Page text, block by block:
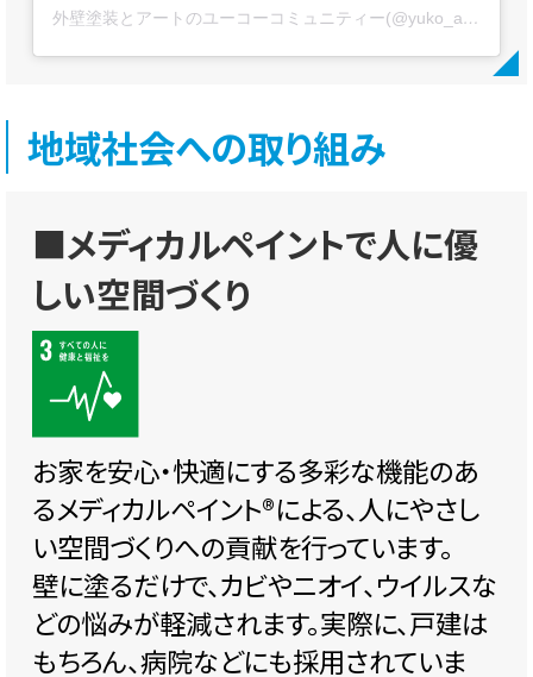
外壁塗装とアートのユーコーコミュニティー(@yuko_artpaint)がシェアした投稿
地域社会への取り組み
■メディカルペイントで人に優
しい空間づくり
お家を安心・快適にする多彩な機能のあ
るメディカルペイント®️による、人にやさし
い空間づくりへの貢献を行っています。
壁に塗るだけで、カビやニオイ、ウイルスな
どの悩みが軽減されます。実際に、戸建は
もちろん、病院などにも採用されていま